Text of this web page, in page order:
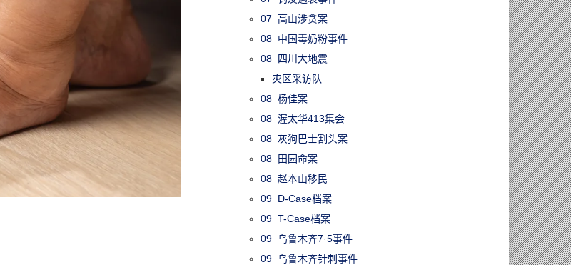
07_高山涉贪案
08_中国毒奶粉事件
08_四川大地震
灾区采访队
08_杨佳案
08_渥太华413集会
08_灰狗巴士割头案
08_田园命案
08_赵本山移民
09_D-Case档案
09_T-Case档案
09_乌鲁木齐7·5事件
09_乌鲁木齐针刺事件